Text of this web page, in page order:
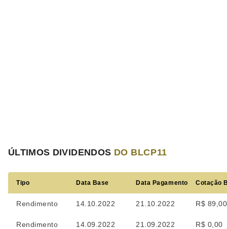
ÚLTIMOS DIVIDENDOS DO BLCP11
Tipo Data Base Data Pagamento Cotação
Rendimento 14.10.2022 21.10.2022 R$ 89,00
Rendimento 14.09.2022 21.09.2022 R$ 0,00